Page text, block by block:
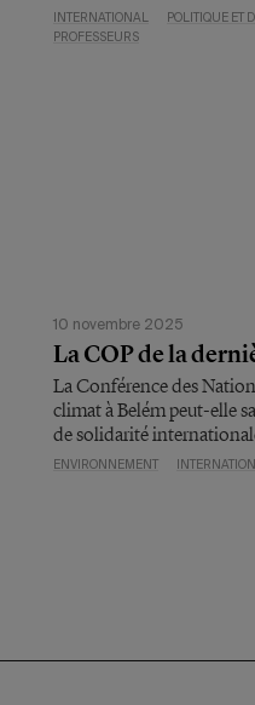
INTERNATIONAL
POLITIQUE ET
PROFESSEURS
10 novembre 2025
La COP de la
La Conférence des
climat à Belém peut-elle
de solidarité
ENVIRONNEMENT